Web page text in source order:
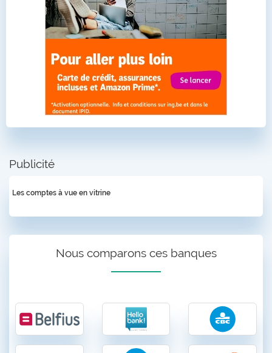
Publicité
Les comptes à vue en vitrine
Nous comparons ces banques